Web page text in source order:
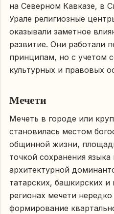
на Северном Кавказе, в
Урале религиозные
оказывали заметное
развитие. Они работали
принципам, но с учетом
культурных и правовых
Мечети
Мечеть в городе или
становилась местом
общинной жизни,
точкой сохранения
архитектурной
татарских, башкирских и
регионах мечети
формирование